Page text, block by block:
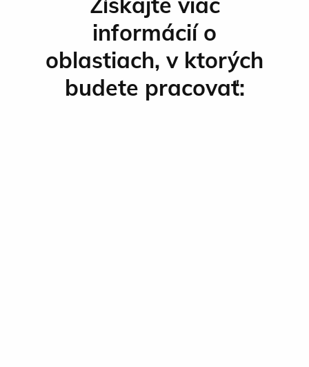
informácií o
oblastiach, v ktorých
budete pracovať: